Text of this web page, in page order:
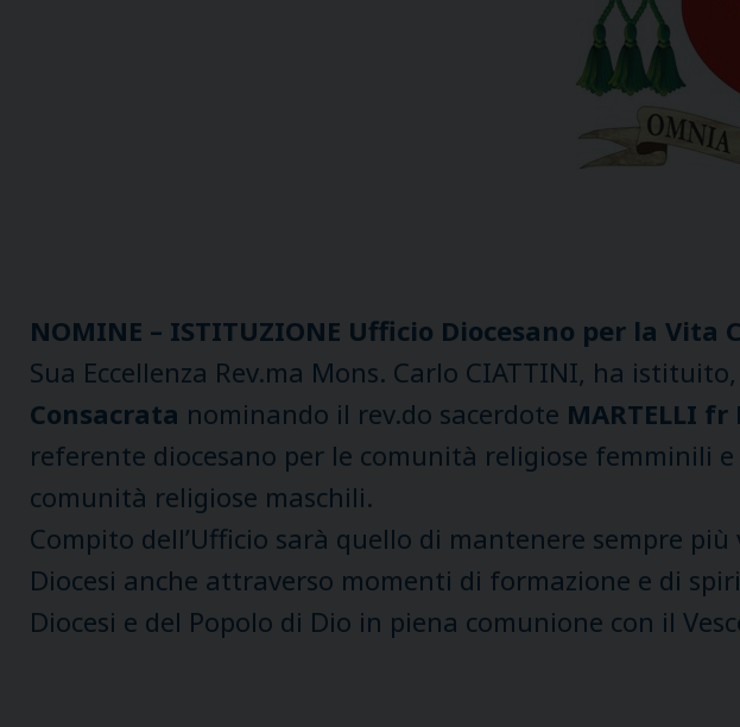
NOMINE – ISTITUZIONE Ufficio Diocesano per la Vita
Sua Eccellenza Rev.ma Mons. Carlo CIATTINI, ha
Consacrata nominando il rev.do sacerdote MARTELLI fr
referente diocesano per le comunità religiose femminili e
comunità religiose maschili.
Compito dell’Ufficio sarà quello di mantenere sempre
Diocesi anche attraverso momenti di formazione e di
Diocesi e del Popolo di Dio in piena comunione con il